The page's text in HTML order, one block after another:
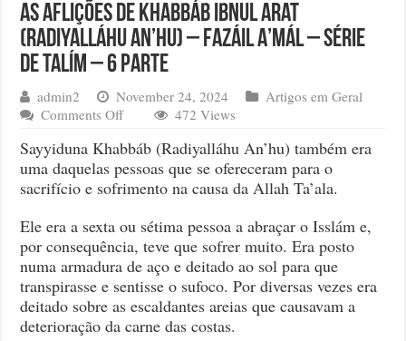
As Aflições de Khabbáb Ibnul Arat
(Radiyalláhu An’hu) – Fazáil A’mál – Série
de Talím – 6 Parte
admin2 November 24, 2024
Artigos em Geral
Comments Offon
Aflições
de
Khabbáb
Arat
(Radiyalláhu
An’hu)
–
Fazáil
A’mál
–
472 Views
Sayyiduna Khabbáb (Radiyalláhu An’hu) também era
uma daquelas pessoas que se ofereceram para o
sacrifício e sofrimento na causa da Allah Ta’ala.
Ele era a sexta ou sétima pessoa a abraçar o Isslám e,
por consequência, teve que sofrer muito. Era posto
numa armadura de aço e deitado ao sol para que
transpirasse e sentisse o sufoco. Por diversas vezes era
deitado sobre as escaldantes areias que causavam a
deterioração da carne das costas.